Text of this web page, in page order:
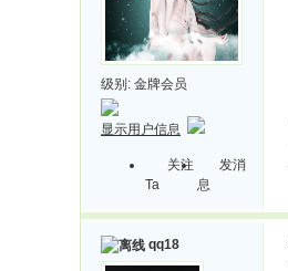
级别: 金牌会员
显示用户信息
关注
Ta
发消
息
qq18